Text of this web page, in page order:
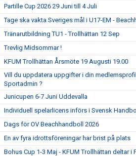
Partille Cup 2026 29 Juni till 4 Juli
Tage ska vakta Sveriges mål i U17-EM -
Tränarutbildning TU1 - Trollhättan 12 Sep
Trevlig Midsommar !
KFUM Trollhättan Årsmöte 19 Augusti 19.00
Vill du uppdatera uppgifter i din
Sportadmin ?
Junicupen 6-7 Juni Uddevalla
Individuell spelarlicens införs i Svensk
Dags för OV Beachhandboll 2026
En av fyra idrottsföreningar har brist på plats
Bohus Cup 1-3 Maj - KFUM Trollhättan deltar i